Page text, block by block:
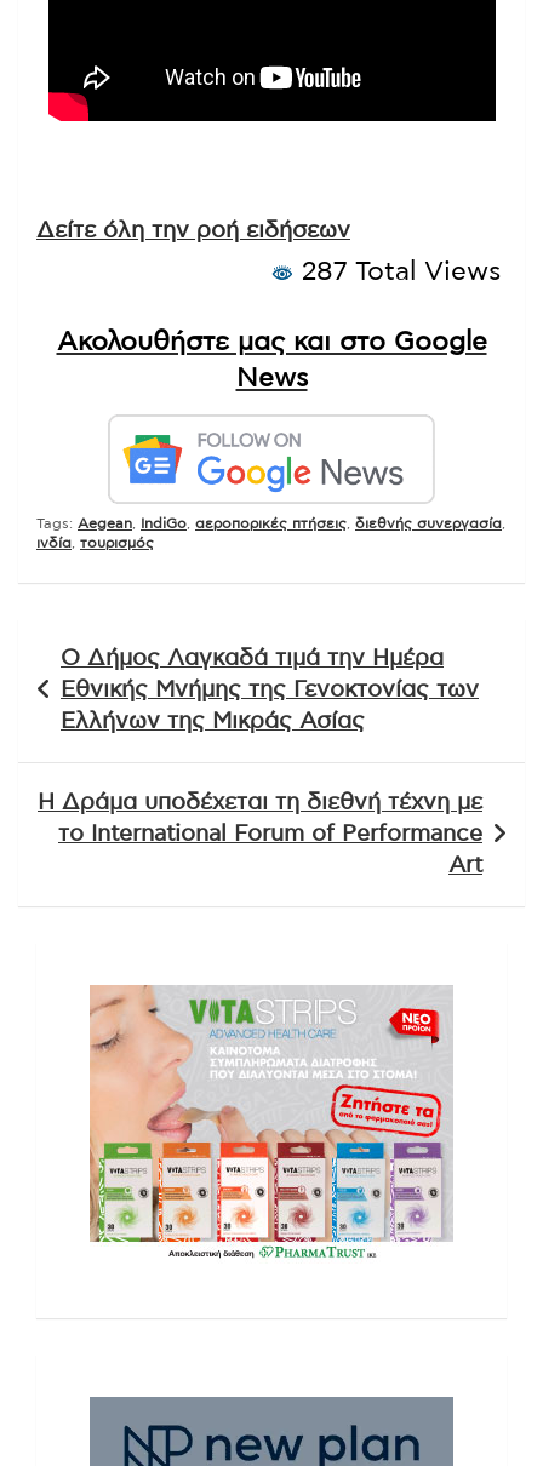
Δείτε όλη την ροή ειδήσεων
287 Total Views
Ακολουθήστε μας και στο Google
News
Tags: Aegean IndiGo αεροπορικές πτήσεις διεθνής συνεργασία
ινδία τουρισμός
άρθρων
Ο Δήμος Λαγκαδά τιμά την Ημέρα
Εθνικής Μνήμης της Γενοκτονίας των
Ελλήνων της Μικράς Ασίας
Η Δράμα υποδέχεται τη διεθνή τέχνη με
το International Forum of Performance
Art